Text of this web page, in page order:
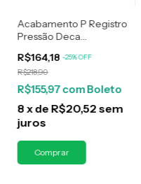
Acabamento P Registro
Pressão Deca
Dourado
R$164,18 -25%OFF
R$218,90
R$155,97comBoleto
8 xde R$20,52 sem
juros